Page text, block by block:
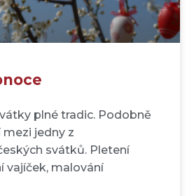
plné tradic. Podobně
jedny z
svátků. Pletení
vajíček, malování